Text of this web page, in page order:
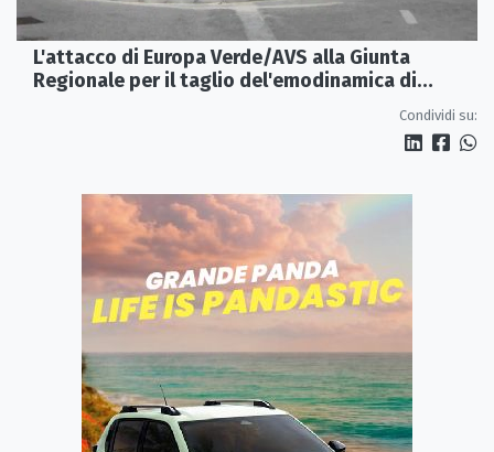
L'attacco di Europa Verde/AVS alla Giunta
Regionale per il taglio del'emodinamica di
Condividi su: